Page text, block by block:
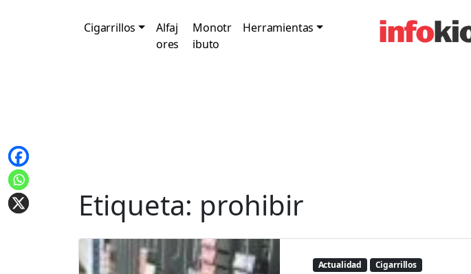
Cigarrillos
Alfaj
ores
Monotr
ibuto
Herramientas
Etiqueta: prohibir
Actualidad Cigarrillos